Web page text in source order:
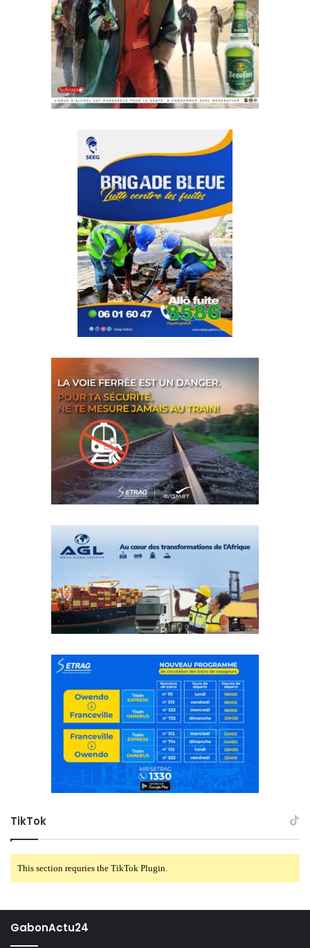
TikTok
This section requries the TikTok Plugin.
GabonActu24